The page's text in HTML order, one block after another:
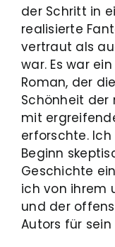
der Schritt in
realisierte
vertraut als
war. Es war
Roman, der
Schönheit der
mit
erforschte.
Beginn
Geschichte
ich von ihrem
und der
Autors für